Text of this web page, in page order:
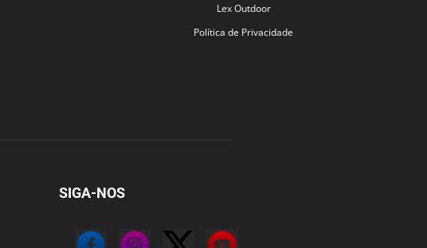
Lex Outdoor
Política de Privacidade
SIGA-NOS